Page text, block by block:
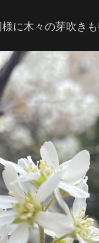
に木々の芽吹きも